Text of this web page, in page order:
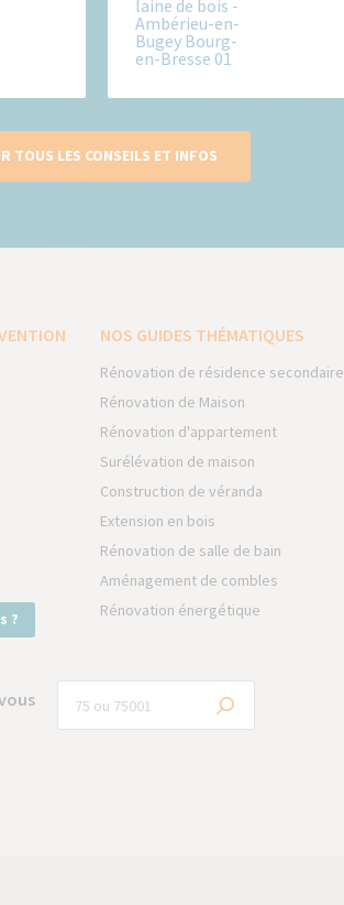
TOUS LES CONSEILS ET INFOS
?
NOS GUIDES THÉMATIQUES
Rénovation de résidence secondaire
Rénovation de Maison
Rénovation d'appartement
Surélévation de maison
Construction de véranda
Extension en bois
Rénovation de salle de bain
Aménagement de combles
Rénovation énergétique